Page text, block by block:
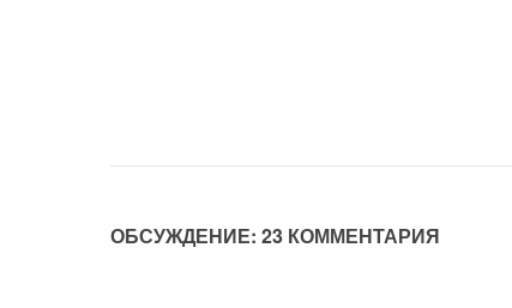
ОБСУЖДЕНИЕ: 23 КОММЕНТАРИЯ